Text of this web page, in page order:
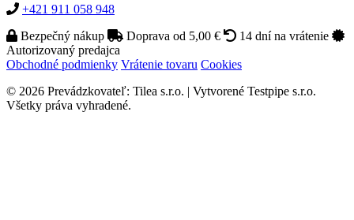
+421 911 058 948
Bezpečný nákup
Doprava od 5,00 €
14 dní na vrátenie
Autorizovaný predajca
Obchodné podmienky Vrátenie tovaru Cookies
© 2026 Prevádzkovateľ: Tilea s.r.o. | Vytvorené Testpipe s.r.o.
Všetky práva vyhradené.